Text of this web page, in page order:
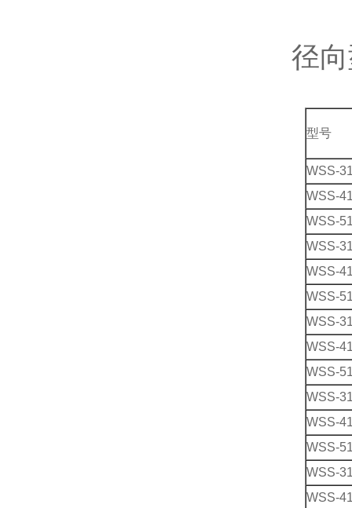
径
型号
WSS-
WSS-
WSS-
WSS-
WSS-
WSS-
WSS-
WSS-
WSS-
WSS-
WSS-
WSS-
WSS-
WSS-